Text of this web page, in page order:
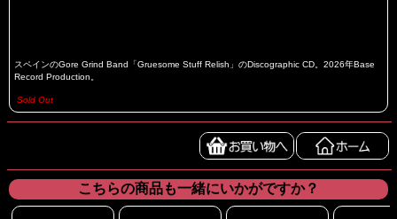
スペインのGore Grind Band「Gruesome Stuff Relish」のDiscographic CD。2026年Base
Record Production。
Sold Out
こちらの商品も一緒にいかがですか？